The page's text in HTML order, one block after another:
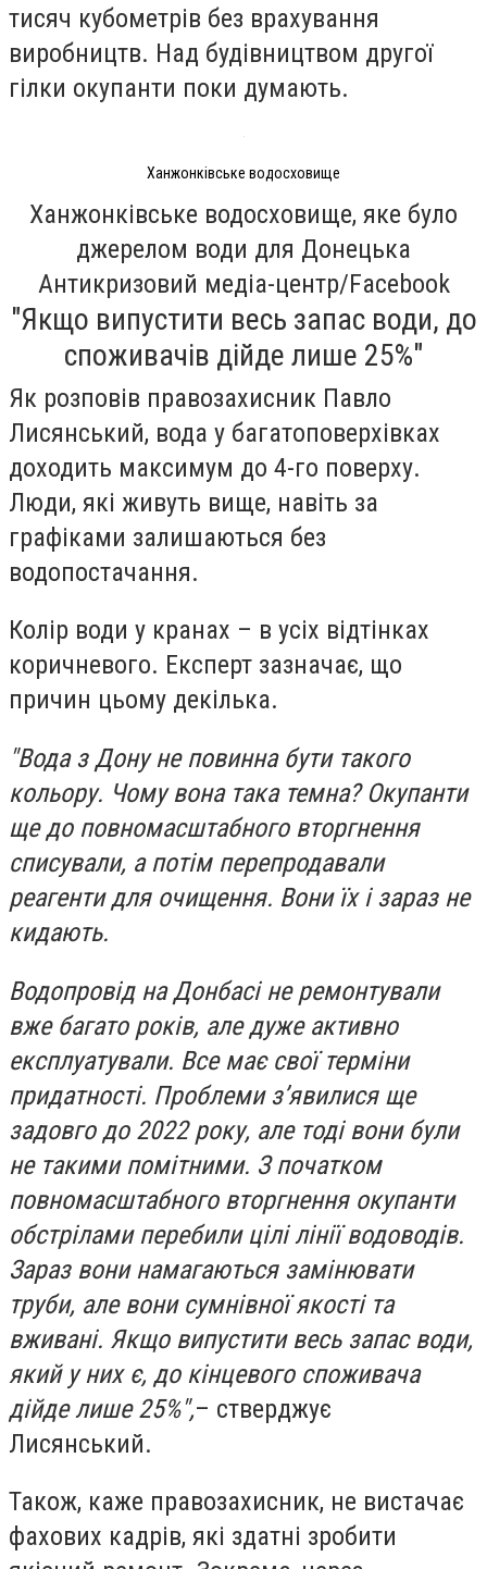
тисяч кубометрів без врахування
виробництв. Над будівництвом другої
гілки окупанти поки думають.
Ханжонківське водосховище
Ханжонківське водосховище, яке було
джерелом води для Донецька
Антикризовий медіа-центр/Facebook
"Якщо випустити весь запас води, до
споживачів дійде лише 25%"
Як розповів правозахисник Павло
Лисянський, вода у багатоповерхівках
доходить максимум до 4-го поверху.
Люди, які живуть вище, навіть за
графіками залишаються без
водопостачання.
Колір води у кранах – в усіх відтінках
коричневого. Експерт зазначає, що
причин цьому декілька.
"Вода з Дону не повинна бути такого
кольору. Чому вона така темна? Окупанти
ще до повномасштабного вторгнення
списували, а потім перепродавали
реагенти для очищення. Вони їх і зараз не
кидають.
Водопровід на Донбасі не ремонтували
вже багато років, але дуже активно
експлуатували. Все має свої терміни
придатності. Проблеми з’явилися ще
задовго до 2022 року, але тоді вони були
не такими помітними. З початком
повномасштабного вторгнення окупанти
обстрілами перебили цілі лінії водоводів.
Зараз вони намагаються замінювати
труби, але вони сумнівної якості та
вживані. Якщо випустити весь запас води,
який у них є, до кінцевого споживача
дійде лише 25%",– стверджує
Лисянський.
Також, каже правозахисник, не вистачає
фахових кадрів, які здатні зробити